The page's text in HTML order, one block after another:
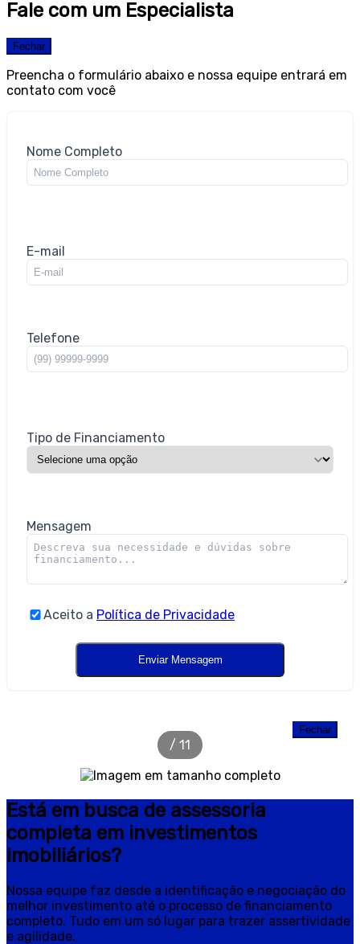
Fale com um Especialista
Fechar
Preencha o formulário abaixo e nossa equipe entrará em
contato com você
Nome Completo
E-mail
Telefone
Tipo de Financiamento
Mensagem
Aceito a Política de Privacidade
em Barra Velha – Medeiros com 300 m² -
Fechar
/ 11
Está em busca de assessoria
completa em investimentos
imobiliários?
Nossa equipe faz desde a identificação e negociação do
melhor investimento até o processo de financiamento
completo. Tudo em um só lugar para trazer assertividade
e agilidade.